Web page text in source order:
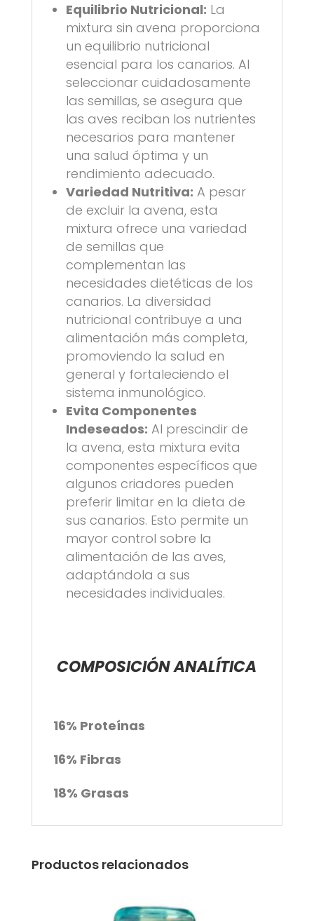
Equilibrio Nutricional: La
mixtura sin avena proporciona
un equilibrio nutricional
esencial para los canarios. Al
seleccionar cuidadosamente
las semillas, se asegura que
las aves reciban los nutrientes
necesarios para mantener
una salud óptima y un
rendimiento adecuado.
Variedad Nutritiva: A pesar
de excluir la avena, esta
mixtura ofrece una variedad
de semillas que
complementan las
necesidades dietéticas de los
canarios. La diversidad
nutricional contribuye a una
alimentación más completa,
promoviendo la salud en
general y fortaleciendo el
sistema inmunológico.
Evita Componentes
Indeseados: Al prescindir de
la avena, esta mixtura evita
componentes específicos que
algunos criadores pueden
preferir limitar en la dieta de
sus canarios. Esto permite un
mayor control sobre la
alimentación de las aves,
adaptándola a sus
necesidades individuales.
COMPOSICIÓN ANALÍTICA
16% Proteínas
16% Fibras
18% Grasas
Productos relacionados